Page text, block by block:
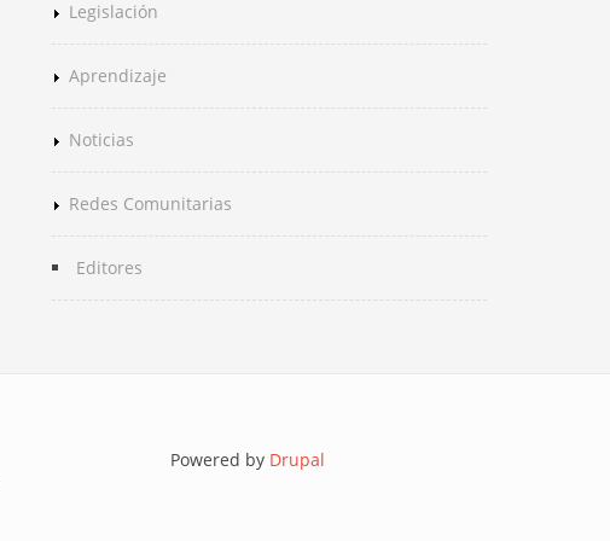
Legislación
Aprendizaje
Noticias
Redes Comunitarias
Editores
Powered by Drupal